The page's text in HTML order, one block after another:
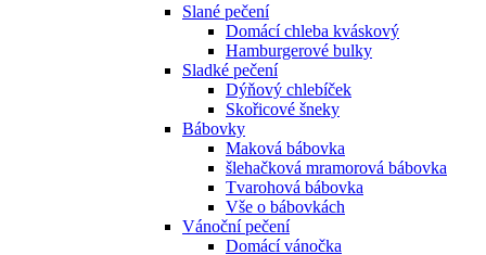
Slané pečení
Domácí chleba kváskový
Hamburgerové bulky
Sladké pečení
Dýňový chlebíček
Skořicové šneky
Bábovky
Maková bábovka
šlehačková mramorová bábovka
Tvarohová bábovka
Vše o bábovkách
Vánoční pečení
Domácí vánočka